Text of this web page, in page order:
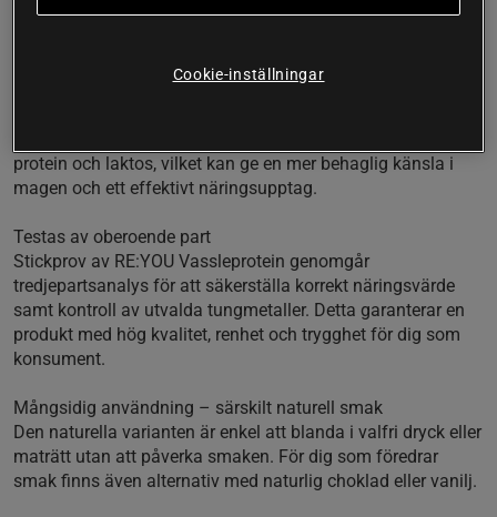
med naturliga aromer, vilket gör produkten till ett bra
Produkten innehåller ett sammansatt enzymkomplex
protein och laktos, vilket kan ge en mer behaglig känsla i
magen och ett effektivt näringsupptag.
Testas av oberoende part
Stickprov av RE:YOU Vassleprotein genomgår
tredjepartsanalys för att säkerställa korrekt näringsvärde
samt kontroll av utvalda tungmetaller. Detta garanterar en
produkt med hög kvalitet, renhet och trygghet för dig som
konsument.
Mångsidig användning – särskilt naturell smak
Den naturella varianten är enkel att blanda i valfri dryck eller
maträtt utan att påverka smaken. För dig som föredrar
smak finns även alternativ med naturlig choklad eller vanilj.
Cookie-inställningar